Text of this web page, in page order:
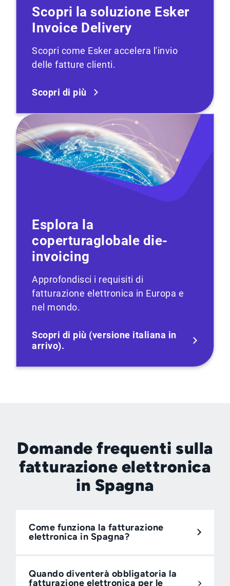
Scopri la soluzione Esker
Invoice Delivery
Scopri come Esker accelera l'invio
delle fatture clienti.
Scopri di più
Esplora la
coperturaglobale die-
invoicing
Approfondisci i requisiti di
fatturazione elettronica in Europa e
nel mondo.
Scopri di più (versione italiana in
arrivo).
Domande frequenti sulla
fatturazione elettronica
in Spagna
Come funziona la fatturazione
elettronica in Spagna?
Quando diventerà obbligatoria la
fatturazione elettronica per le